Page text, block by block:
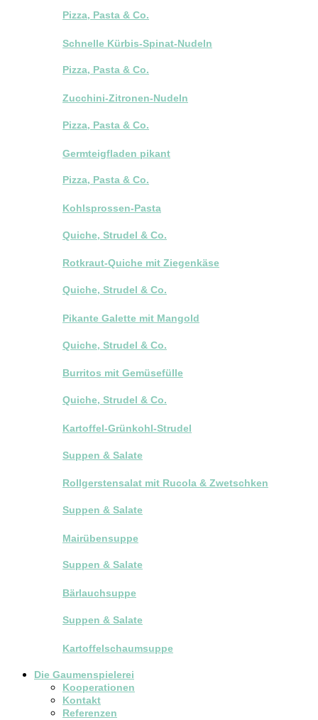
Pizza, Pasta & Co.
Schnelle Kürbis-Spinat-Nudeln
Pizza, Pasta & Co.
Zucchini-Zitronen-Nudeln
Pizza, Pasta & Co.
Germteigfladen pikant
Pizza, Pasta & Co.
Kohlsprossen-Pasta
Quiche, Strudel & Co.
Rotkraut-Quiche mit Ziegenkäse
Quiche, Strudel & Co.
Pikante Galette mit Mangold
Quiche, Strudel & Co.
Burritos mit Gemüsefülle
Quiche, Strudel & Co.
Kartoffel-Grünkohl-Strudel
Suppen & Salate
Rollgerstensalat mit Rucola & Zwetschken
Suppen & Salate
Mairübensuppe
Suppen & Salate
Bärlauchsuppe
Suppen & Salate
Kartoffelschaumsuppe
Die Gaumenspielerei
Kooperationen
Kontakt
Referenzen